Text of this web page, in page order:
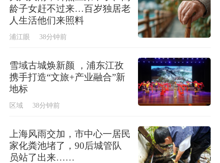
龄子女赶不过来…百岁独居老
人生活他们来照料
浦江眼 38分钟前
雪域古城焕新颜 ，浦东江孜
携手打造“文旅+产业融合”新
地标
区域 38分钟前
上海风雨交加，市中心一居民
家化粪池堵了，90后城管队
员站了出来……